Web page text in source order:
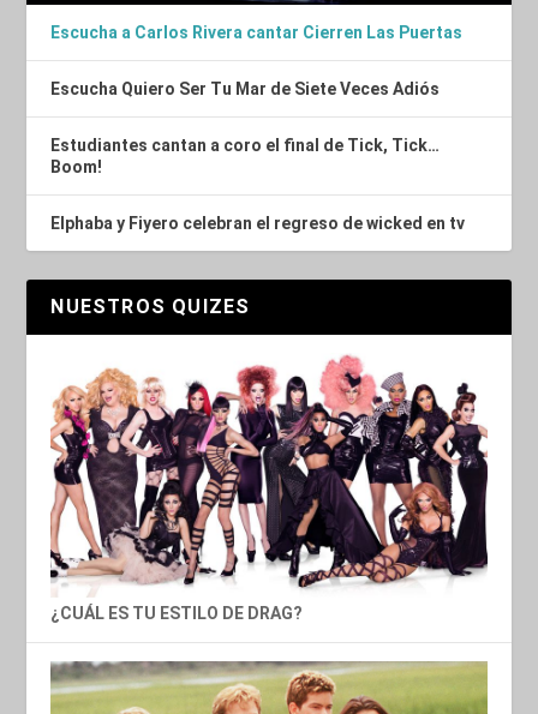
Escucha a Carlos Rivera cantar Cierren Las Puertas
Escucha Quiero Ser Tu Mar de Siete Veces Adiós
Estudiantes cantan a coro el final de Tick, Tick…
Boom!
Elphaba y Fiyero celebran el regreso de wicked en tv
NUESTROS QUIZES
¿CUÁL ES TU ESTILO DE DRAG?